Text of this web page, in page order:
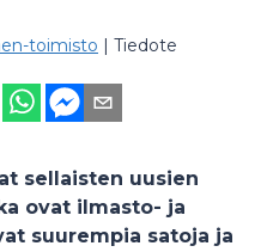
toimisto | Tiedote
sellaisten uusien
ovat ilmasto- ja
suurempia satoja ja